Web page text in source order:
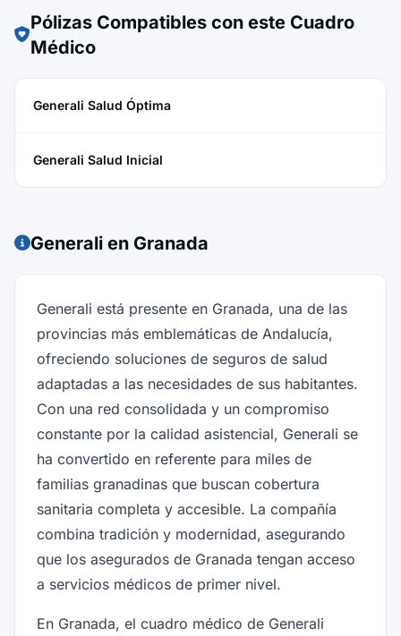
Pólizas Compatibles con este Cuadro
Médico
Generali Salud Óptima
Generali Salud Inicial
Generali en Granada
Generali está presente en Granada, una de las
provincias más emblemáticas de Andalucía,
ofreciendo soluciones de seguros de salud
adaptadas a las necesidades de sus habitantes.
Con una red consolidada y un compromiso
constante por la calidad asistencial, Generali se
ha convertido en referente para miles de
familias granadinas que buscan cobertura
sanitaria completa y accesible. La compañía
combina tradición y modernidad, asegurando
que los asegurados de Granada tengan acceso
a servicios médicos de primer nivel.
En Granada, el cuadro médico de Generali